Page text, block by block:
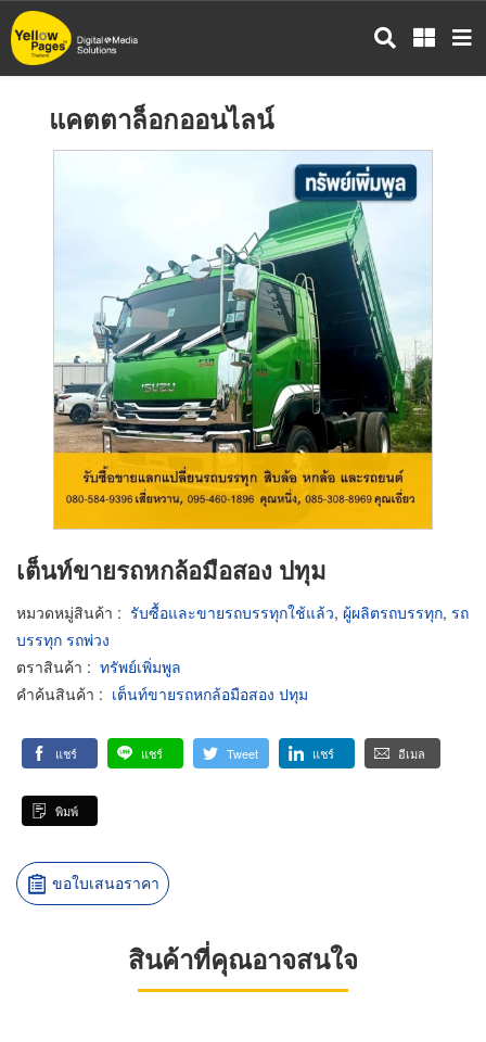
ข้าม
ไป
แคตตาล็อกออนไลน์
เต็นท์ขายรถหกล้อมือสอง ปทุม
หมวดหมู่สินค้า : รับซื้อและขายรถบรรทุกใช้แล้ว, ผู้ผลิตรถบรรทุก, รถ
บรรทุก รถพ่วง
ตราสินค้า : ทรัพย์เพิ่มพูล
คำค้นสินค้า : เต็นท์ขายรถหกล้อมือสอง ปทุม
แชร์ แชร์ Tweet แชร์ อีเมล
พิมพ์
ขอใบเสนอราคา
สินค้าที่คุณอาจสนใจ